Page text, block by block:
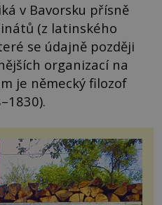
v Bavorsku přísně
(z latinského
se údajně později
organizací na
je německý filozof